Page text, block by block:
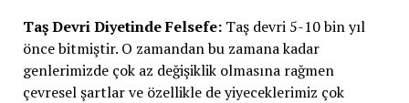
Taş Devri Diyetinde Felsefe:Taş devri 5-10 bin yıl
önce bitmiştir. O zamandan bu zamana kadar
genlerimizde çok az değişiklik olmasına rağmen
çevresel şartlar ve özellikle de yiyeceklerimiz çok